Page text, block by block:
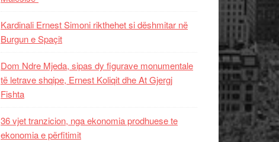
Kardinali Ernest Simoni rikthehet si dëshmitar në
Burgun e Spaçit
Dom Ndre Mjeda, sipas dy figurave monumentale
të letrave shqipe, Ernest Koliqit dhe At Gjergj
Fishta
36 vjet tranzicion, nga ekonomia prodhuese te
ekonomia e përfitimit